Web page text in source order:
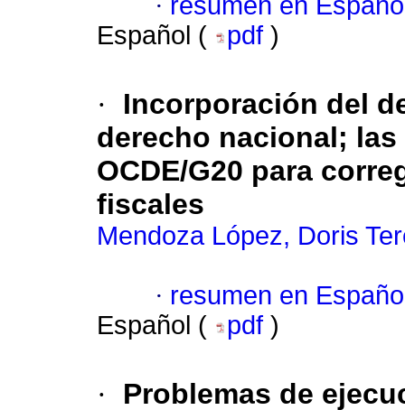
Español (
pdf )
·
Incorporación del
derecho nacional;
OCDE/G20 para
fiscales
Mendoza López, Doris
· resumen en
Español (
pdf )
· Problemas de